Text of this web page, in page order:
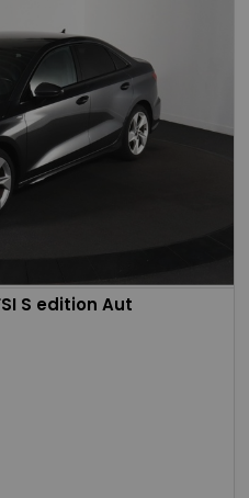
S edition Aut